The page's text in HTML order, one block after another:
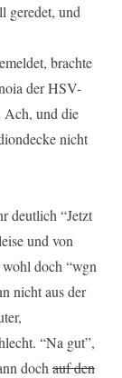
geredet, und
brachte
der HSV-
Ach, und die
nicht
deutlich “Jetzt
und von
wohl doch “wgn
nicht aus der
“Na gut”,
doch auf den